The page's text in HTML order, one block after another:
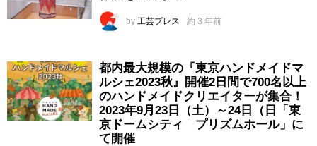
by 工芸プレス 約 3 年前
都内最大規模の『東京ハンドメイドマ
ルシェ2023秋』開催2日間で700名以上
のハンドメイドクリエイターが集合！
2023年9月23日（土）～24日（日「東
京ドームシティ プリズムホール」に
て開催